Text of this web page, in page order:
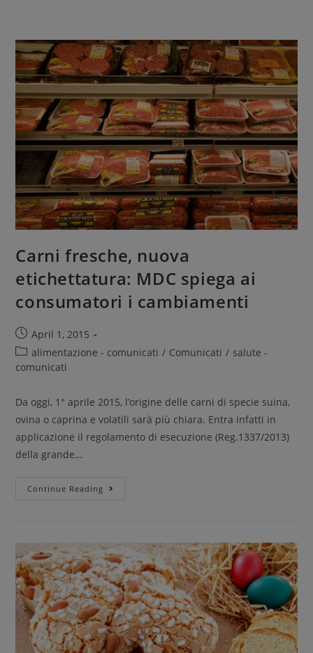
Carni fresche, nuova
etichettatura: MDC spiega ai
consumatori i cambiamenti
April 1, 2015
alimentazione - comunicati / Comunicati / salute -
comunicati
Da oggi, 1° aprile 2015, l’origine delle carni di specie suina,
ovina o caprina e volatili sarà più chiara. Entra infatti in
applicazione il regolamento di esecuzione (Reg.1337/2013)
della grande…
Continue Reading